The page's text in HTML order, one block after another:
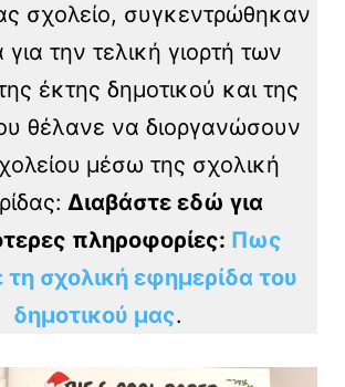
σχολείο, συγκεντρώθηκαν
την τελική γιορτή των
έκτης δημοτικού και της
θέλανε να διοργανώσουν
μέσω της σχολική
Διαβάστε εδώ για
πληροφορίες: Πως
τη σχολική εφημερίδα του
δημοτικού μας.